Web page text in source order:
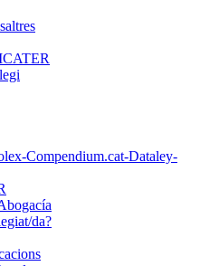
Compendium.cat-Dataley-
da?